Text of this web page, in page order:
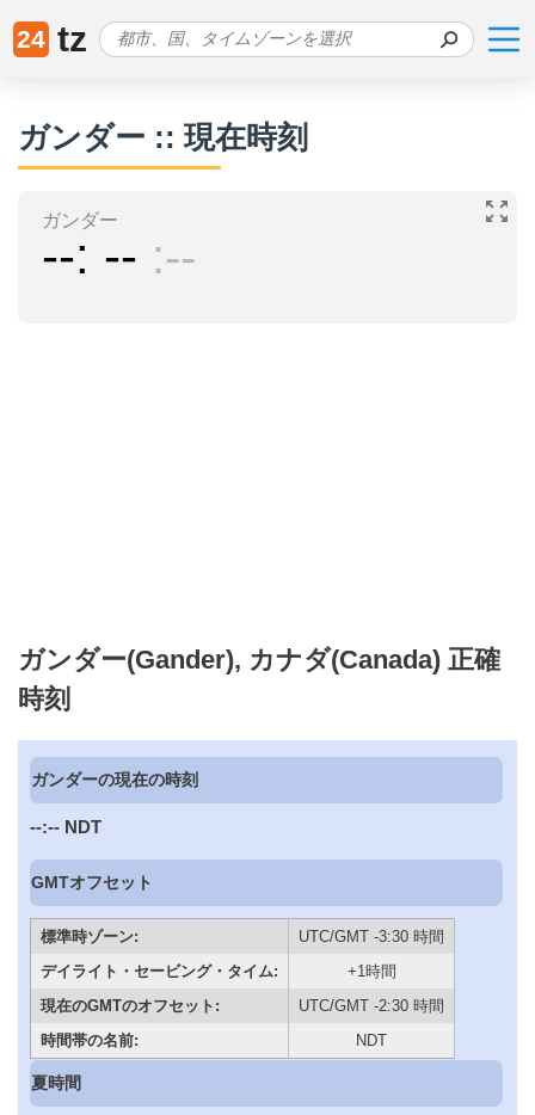
24 tz
ガンダー :: 現在時刻
ガンダー
-- -- --
ガンダー(Gander), カナダ(Canada) 正確
時刻
ガンダーの現在の時刻
--:-- NDT
GMTオフセット
標準時ゾーン:
UTC/GMT -3:30 時間
デイライト・セービング・タイム:
+1時間
現在のGMTのオフセット:
UTC/GMT -2:30 時間
時間帯の名前:
NDT
夏時間